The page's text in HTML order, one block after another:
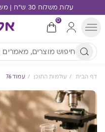
עלות משלוח 30 ש"ח | משלוח חינם ברכישה מעל 249 ₪
0
דף הבית עולמות התוכן עמוד 76